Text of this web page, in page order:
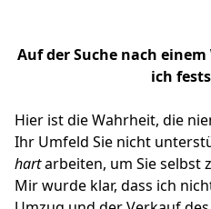
Auf der Suche nach
ich
Hier ist die Wahrheit, die
Ihr Umfeld Sie nicht
hartarbeiten, um Sie selbst
Mir wurde klar, dass ich